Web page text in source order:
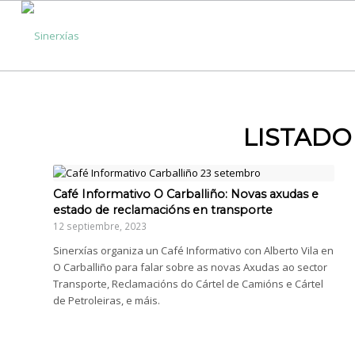
Café Informativo O Carballiño: Novas axudas e
estado de reclamacións en transporte
12 septiembre, 2023
Sinerxías organiza un Café Informativo con Alberto Vila en
O Carballiño para falar sobre as novas Axudas ao sector
Transporte, Reclamacións do Cártel de Camións e Cártel
de Petroleiras, e máis.